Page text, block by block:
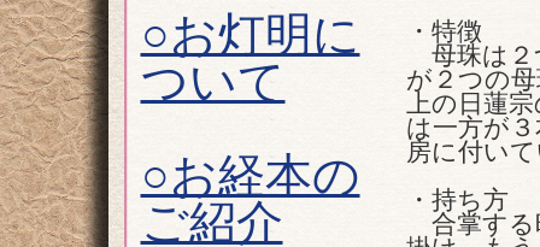
・特徴
母珠は２
が２つの
上の日蓮
は一方が
房に付い
・持ち方
合掌する
○お灯明に
ついて
○お経本の
ご紹介